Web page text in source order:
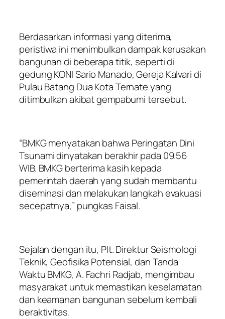
Berdasarkan informasi yang diterima,
peristiwa ini menimbulkan dampak kerusakan
bangunan di beberapa titik, seperti di
gedung KONI Sario Manado, Gereja Kalvari di
Pulau Batang Dua Kota Ternate yang
ditimbulkan akibat gempabumi tersebut.
“BMKG menyatakan bahwa Peringatan Dini
Tsunami dinyatakan berakhir pada 09.56
WIB. BMKG berterima kasih kepada
pemerintah daerah yang sudah membantu
diseminasi dan melakukan langkah evakuasi
secepatnya,” pungkas Faisal.
Sejalan dengan itu, Plt. Direktur Seismologi
Teknik, Geofisika Potensial, dan Tanda
Waktu BMKG, A. Fachri Radjab, mengimbau
masyarakat untuk memastikan keselamatan
dan keamanan bangunan sebelum kembali
beraktivitas.